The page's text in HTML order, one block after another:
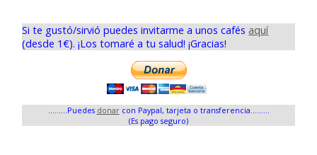
Si te gustó/sirvió puedes invitarme a unos cafés aquí
(desde 1€). ¡Los tomaré a tu salud! ¡Gracias!
.........Puedes donarcon Paypal, tarjeta o transferencia.........
(Es pago seguro)